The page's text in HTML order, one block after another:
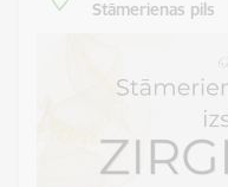
Stāmerienas pils